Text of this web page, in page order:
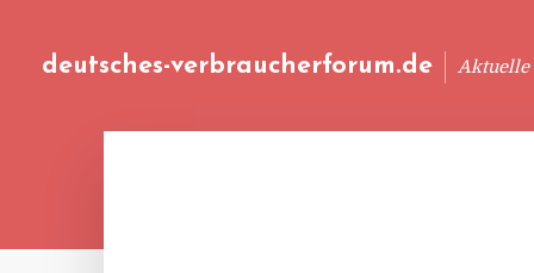
deutsches-verbraucherforum.de Aktuelle